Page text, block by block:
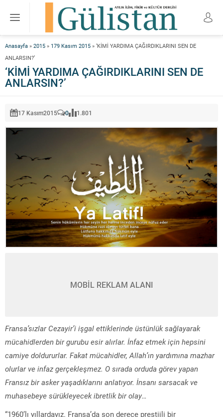
Anasayfa » 2015 » 179 Kasım 2015 » ‘KİMİ YARDIMA ÇAĞIRDIKLARINI SEN DE
ANLARSIN?’
‘KİMİ YARDIMA ÇAĞIRDIKLARINI SEN DE
ANLARSIN?’
17 Kasım2015 0 1.801
MOBİL REKLAM ALANI
Fransa’sızlar Cezayir’i işgal ettiklerinde üstünlük sağlayarak
mücahidlerden bir gurubu esir alırlar. İnfaz etmek için hepsini
camiye doldururlar. Fakat mücahidler, Allah’ın yardımına mazhar
olurlar ve infaz gerçekleşmez. O sırada orduda görev yapan
Fransız bir asker yaşadıklarını anlatıyor. İnsanı sarsacak ve
muhasebeye sürükleyecek ibretlik bir olay…
“1960’lı yıllardayız. Fransa’da son derece prestijli bir